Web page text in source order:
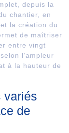
depuis la
chantier, en
la création du
de maîtriser
entre vingt
l’ampleur
à la hauteur de
variés
de